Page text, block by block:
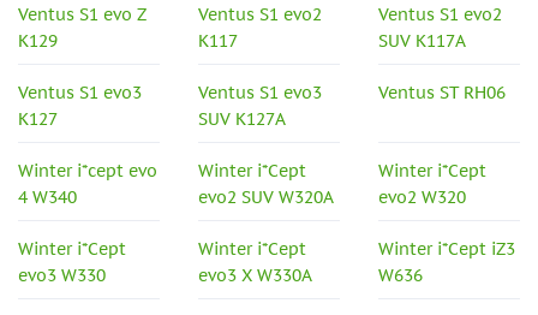
Ventus S1 evo Z
K129
Ventus S1 evo2
K117
Ventus S1 evo2
SUV K117A
Ventus S1 evo3
K127
Ventus S1 evo3
SUV K127A
Ventus ST RH06
Winter i*cept evo
4 W340
Winter i*Cept
evo2 SUV W320A
Winter i*Cept
evo2 W320
Winter i*Cept
evo3 W330
Winter i*Cept
evo3 X W330A
Winter i*Cept iZ3
W636